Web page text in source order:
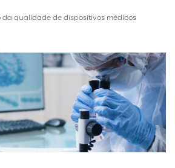
da qualidade de dispositivos médicos